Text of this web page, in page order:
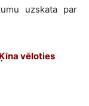
uzskata par
vēloties